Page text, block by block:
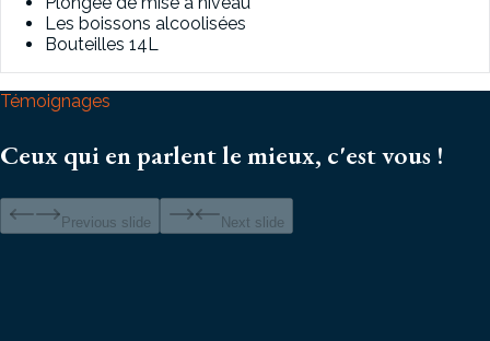
Les boissons alcoolisées
Bouteilles 14L
Témoignages
Ceux qui en parlent le mieux, c'est vous !
Previous slide Next slide